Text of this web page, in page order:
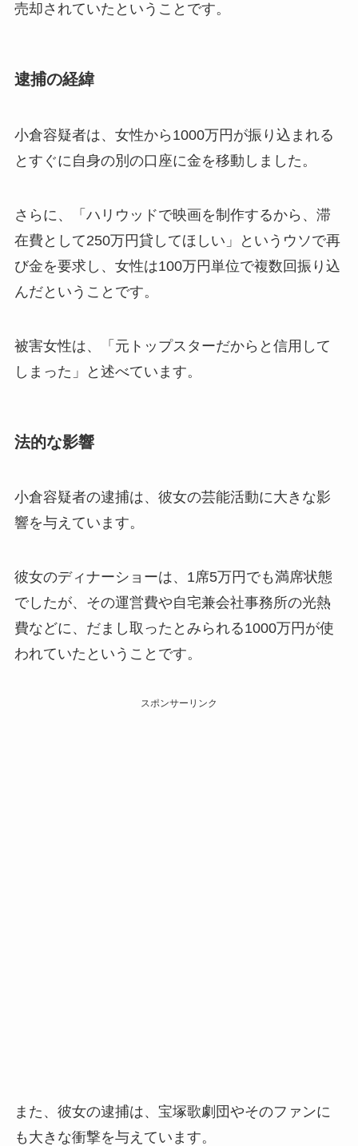
売却されていたということです。
逮捕の経緯
小倉容疑者は、女性から1000万円が振り込まれる
とすぐに自身の別の口座に金を移動しました。
さらに、「ハリウッドで映画を制作するから、滞
在費として250万円貸してほしい」というウソで再
び金を要求し、女性は100万円単位で複数回振り込
んだということです。
被害女性は、「元トップスターだからと信用して
しまった」と述べています。
法的な影響
小倉容疑者の逮捕は、彼女の芸能活動に大きな影
響を与えています。
彼女のディナーショーは、1席5万円でも満席状態
でしたが、その運営費や自宅兼会社事務所の光熱
費などに、だまし取ったとみられる1000万円が使
われていたということです。
スポンサーリンク
また、彼女の逮捕は、宝塚歌劇団やそのファンに
も大きな衝撃を与えています。